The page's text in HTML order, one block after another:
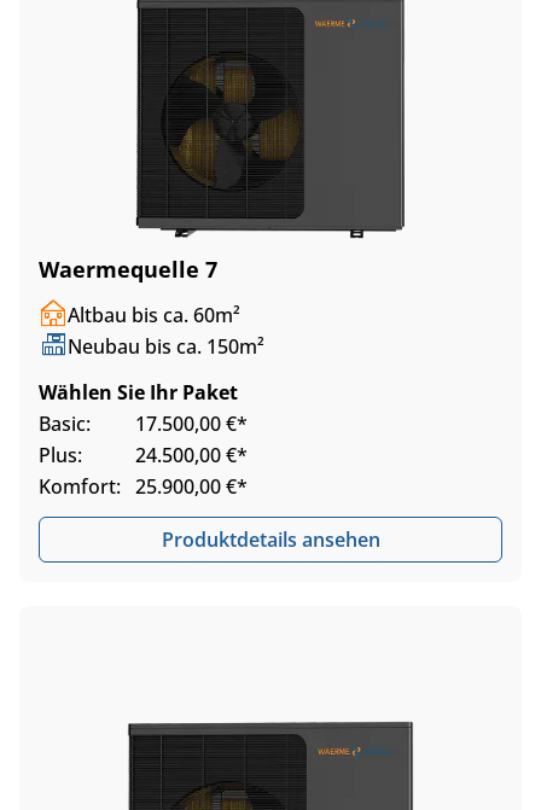
Waermequelle 7
Altbau bis ca. 60m²
Neubau bis ca. 150m²
Wählen Sie Ihr Paket
Basic:
17.500,00 €*
Plus:
24.500,00 €*
Komfort: 25.900,00 €*
Produktdetails ansehen